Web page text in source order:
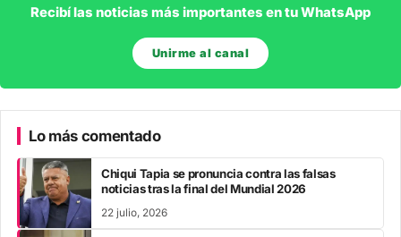
Recibí las noticias más importantes en tu WhatsApp
Unirme al canal
Lo más comentado
Chiqui Tapia se pronuncia contra las falsas
noticias tras la final del Mundial 2026
22 julio, 2026